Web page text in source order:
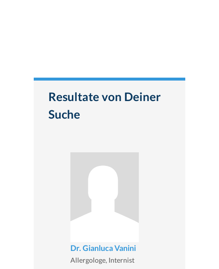
Resultate von Deiner
Suche
Dr. Gianluca Vanini
Allergologe, Internist